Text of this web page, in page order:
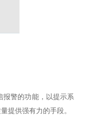
警的功能，以提示系
提供强有力的手段。